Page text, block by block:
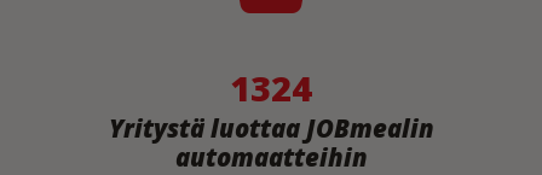
1324
Yritystä luottaa JOBmealin
automaatteihin